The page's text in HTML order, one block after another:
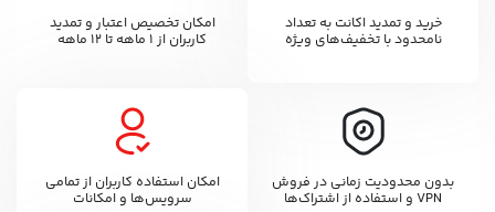
خرید و تمدید اکانت به تعداد
نامحدود با تخفیف‌های ویژه
امکان تخصیص اعتبار و تمدید
کاربران از ۱ ماهه تا ۱۲ ماهه
بدون محدودیت زمانی در فروش
VPN و استفاده از اشتراک‌ها
امکان استفاده کاربران از تمامی
سرویس‌ها و امکانات